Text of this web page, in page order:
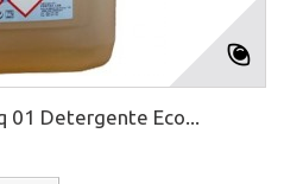
01 Detergente Eco...